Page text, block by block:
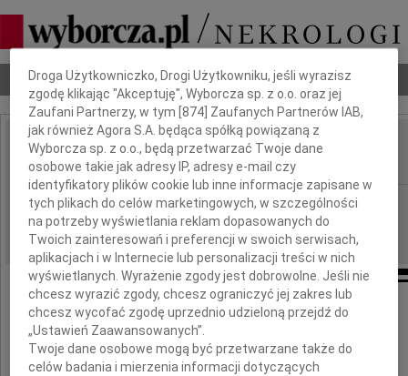
Nekrologi Odeszli Poradnik pogrzebowy
IMIĘ I NAZWISKO: Ireneusz Mroczkowski
REGION: Płock
DATA EMISJI: 21.08.2020
Z ogromnym smutkiem i żalem żegnam
Dbamy o Twoją prywatność
Droga Użytkowniczko, Drogi Użytkowniku, jeśli wyrazisz
zgodę klikając "Akceptuję", Wyborcza sp. z o.o. oraz jej
Zaufani Partnerzy, w tym [874 ] Zaufanych Partnerów IAB,
jak również Agora S.A. będąca spółką powiązaną z
Wyborcza sp. z o.o., będą przetwarzać Twoje dane
osobowe takie jak adresy IP, adresy e-mail czy
identyfikatory plików cookie lub inne informacje zapisane w
tych plikach do celów marketingowych, w szczególności
na potrzeby wyświetlania reklam dopasowanych do
Twoich zainteresowań i preferencji w swoich serwisach,
aplikacjach i w Internecie lub personalizacji treści w nich
wyświetlanych. Wyrażenie zgody jest dobrowolne. Jeśli nie
chcesz wyrazić zgody, chcesz ograniczyć jej zakres lub
chcesz wycofać zgodę uprzednio udzieloną przejdź do
„Ustawień Zaawansowanych”.
Twoje dane osobowe mogą być przetwarzane także do
celów badania i mierzenia informacji dotyczących